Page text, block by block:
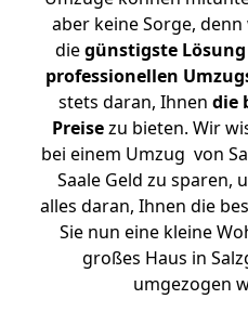
aber keine Sorge,
diegünstigste Lösung
professionellen
stets daran, Ihnen die
Preisezu bieten. Wir
bei einem Umzug von
Saale Geld zu sparen,
alles daran, Ihnen die
Sie nun eine kleine
großes Haus in
umgezogen